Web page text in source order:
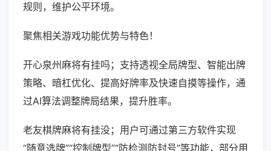
规则，维护公平环境。
聚焦相关游戏功能优势与特色！
开心泉州麻将有挂吗；支持透视全局牌型、智能出牌
策略、暗杠优化、提高好牌率及快速自摸等操作，通
过AI算法调整牌局结果，提升胜率。
老友棋牌麻将有挂没；用户可通过第三方软件实现
“随意选牌”“控制牌型”“防检测防封号”等功能，部分用